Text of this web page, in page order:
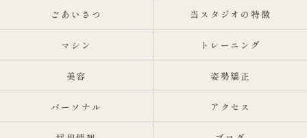
ごあいさつ 当スタジオの特徴
マシン トレーニング
美容 姿勢矯正
パーソナル アクセス